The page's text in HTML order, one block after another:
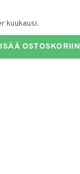
kuukausi.
OSTOSKORIIN